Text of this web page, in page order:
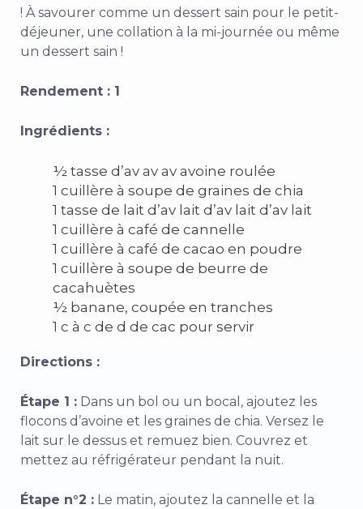
! À savourer comme un dessert sain pour le petit-
déjeuner, une collation à la mi-journée ou même
un dessert sain !
Rendement : 1
Ingrédients :
½ tasse d’av av av avoine roulée
1 cuillère à soupe de graines de chia
1 tasse de lait d’av lait d’av lait d’av lait
1 cuillère à café de cannelle
1 cuillère à café de cacao en poudre
1 cuillère à soupe de beurre de
cacahuètes
½ banane, coupée en tranches
1 c à c de d de cac pour servir
Directions :
Étape 1 : Dans un bol ou un bocal, ajoutez les
flocons d’avoine et les graines de chia. Versez le
lait sur le dessus et remuez bien. Couvrez et
mettez au réfrigérateur pendant la nuit.
Étape n°2 : Le matin, ajoutez la cannelle et la